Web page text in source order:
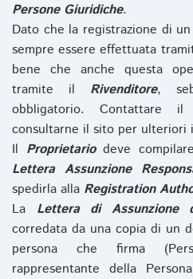
Persone Giuridiche.
Dato che la registrazione di
sempre essere effettuata
bene che anche questa
tramite il Rivenditore,
obbligatorio. Contattare
consultarne il sito per ulteriori
Il Proprietariodeve
Lettera Assunzione
spedirla alla Registration
La Lettera di Assunzione
corredata da una copia di un
persona che firma
rappresentante della